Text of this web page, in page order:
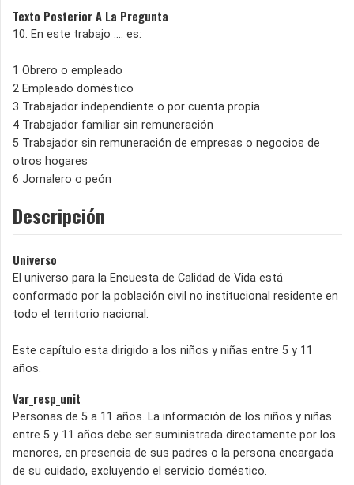
Texto Posterior A La Pregunta
10. En este trabajo .... es:
1 Obrero o empleado
2 Empleado doméstico
3 Trabajador independiente o por cuenta propia
4 Trabajador familiar sin remuneración
5 Trabajador sin remuneración de empresas o negocios de
otros hogares
6 Jornalero o peón
Descripción
Universo
El universo para la Encuesta de Calidad de Vida está
conformado por la población civil no institucional residente en
todo el territorio nacional.
Este capítulo esta dirigido a los niños y niñas entre 5 y 11
años.
Var_resp_unit
Personas de 5 a 11 años. La información de los niños y niñas
entre 5 y 11 años debe ser suministrada directamente por los
menores, en presencia de sus padres o la persona encargada
de su cuidado, excluyendo el servicio doméstico.